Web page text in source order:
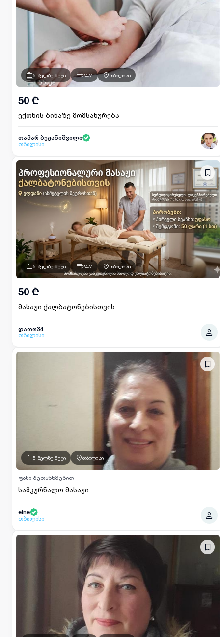
5 წელზე მეტი 24/7 თბილისი
ექთნის ბინაზე მომსახურება
50 ₾
თამარ ბეჟანიშვილი
თბილისი
5 წელზე მეტი 24/7 თბილისი
მასაჟი ქალბატონებისთვის
50 ₾
დათო34
თბილისი
5 წელზე მეტი თბილისი
სამკურნალო მასაჟი
ფასი შეთანხმებით
elne
თბილისი